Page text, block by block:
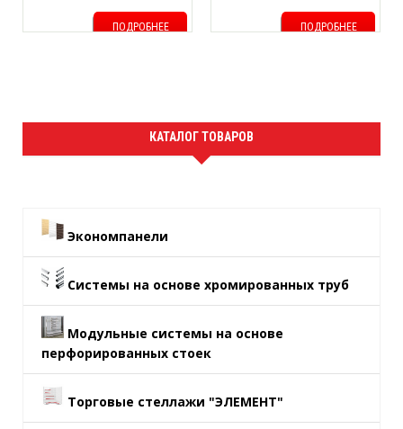
ПОДРОБНЕЕ ПОДРОБНЕЕ
КАТАЛОГ ТОВАРОВ
Экономпанели
Системы на основе хромированных труб
Модульные системы на основе
перфорированных стоек
Торговые стеллажи "ЭЛЕМЕНТ"